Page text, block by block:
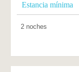
Estancia mínima
2 noches